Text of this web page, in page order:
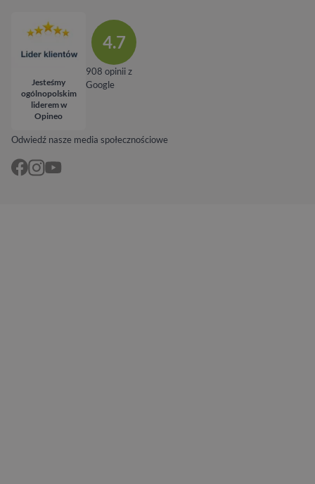
Odwiedź nasze media społecznościowe
Jesteśmy
ogólnopolskim
liderem w
Opineo
4.7
908 opinii z
Google